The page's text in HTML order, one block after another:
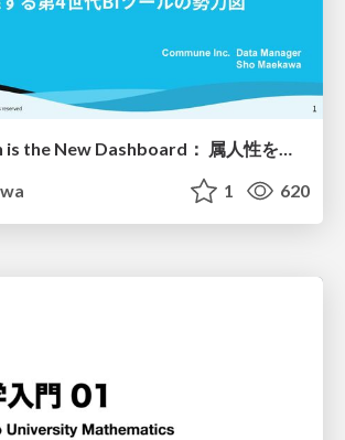
Conversation is the New Dashboard： 属人性を排除する第4世代BIツールの勢力図
1 620